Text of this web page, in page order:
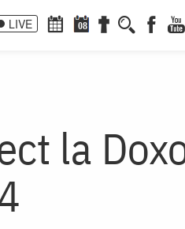
LIVE 08
la